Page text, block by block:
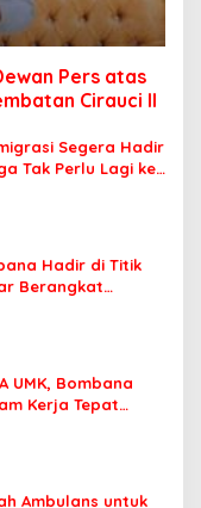
Pers atas
Cirauci II
Segera Hadir
Tak Perlu Lagi ke
Hadir di Titik
Berangkat
UMK, Bombana
Kerja Tepat
Ambulans untuk